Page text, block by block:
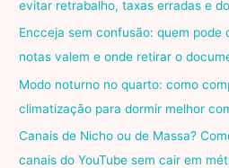
evitar retrabalho, taxas erradas e
Encceja sem confusão: quem
notas valem e onde retirar o
Modo noturno no quarto: como
climatização para dormir melhor
Canais de Nicho ou de Massa?
canais do YouTube sem cair em